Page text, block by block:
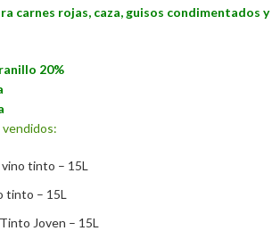
carnes rojas, caza, guisos condimentados y
20%
tinto – 15L
tinto – 15L
Joven – 15L